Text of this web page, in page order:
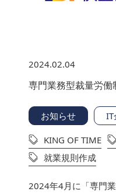
2024.02.04
専門業務型裁量労働
お知らせ IT
KING OF TIME
就業規則作成
2024年4月に「専門